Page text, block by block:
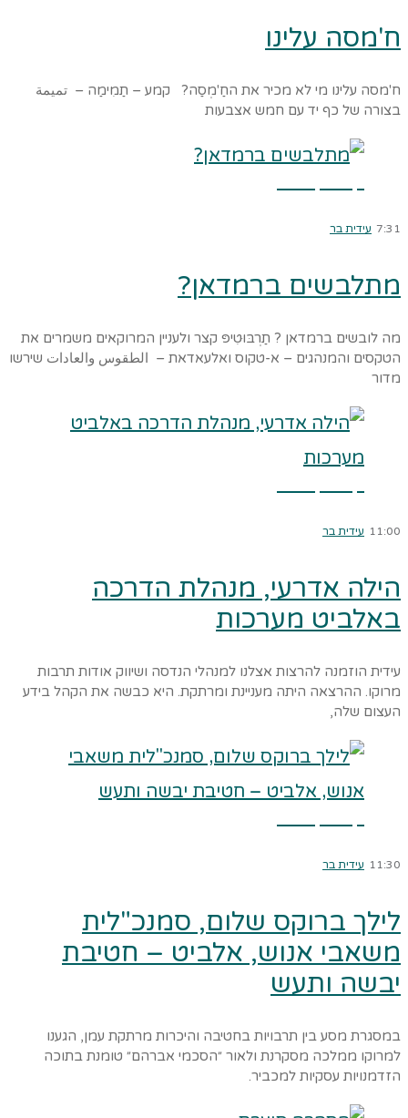
ח'מסה עלינו
ח'מסה עלינו מי לא מכיר את החַ'מְסַה? קמע – תַמִימַה – تميمة
בצורה של כף יד עם חמש אצבעות
7:31 עידית בר
מתלבשים ברמדאן?
מה לובשים ברמדאן ? תַרְבּוּטִיפּ קצר ולעניין המרוקאים משמרים את
הטקסים והמנהגים – א-טקוס ואלעאדאת – الطقوس والعادات שירשו
מדור
11:00 עידית בר
הילה אדרעי, מנהלת הדרכה
באלביט מערכות
עידית הוזמנה להרצות אצלנו למנהלי הנדסה ושיווק אודות תרבות
מרוקו. ההרצאה היתה מעניינת ומרתקת. היא כבשה את הקהל בידע
העצום שלה,
11:30 עידית בר
לילך ברוקס שלום, סמנכ"לית
משאבי אנוש, אלביט – חטיבת
יבשה ותעש
במסגרת מסע בין תרבויות בחטיבה והיכרות מרתקת עמן, הגענו
למרוקו ממלכה מסקרנת ולאור ״הסכמי אברהם״ טומנת בתוכה
הזדמנויות עסקיות למכביר.